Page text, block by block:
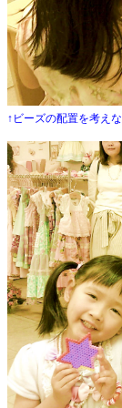
↑ビーズの配置を考え